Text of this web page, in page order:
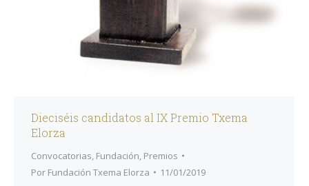
Dieciséis candidatos al IX Premio Txema
Elorza
Convocatorias, Fundación, Premios
Por Fundación Txema Elorza 11/01/2019